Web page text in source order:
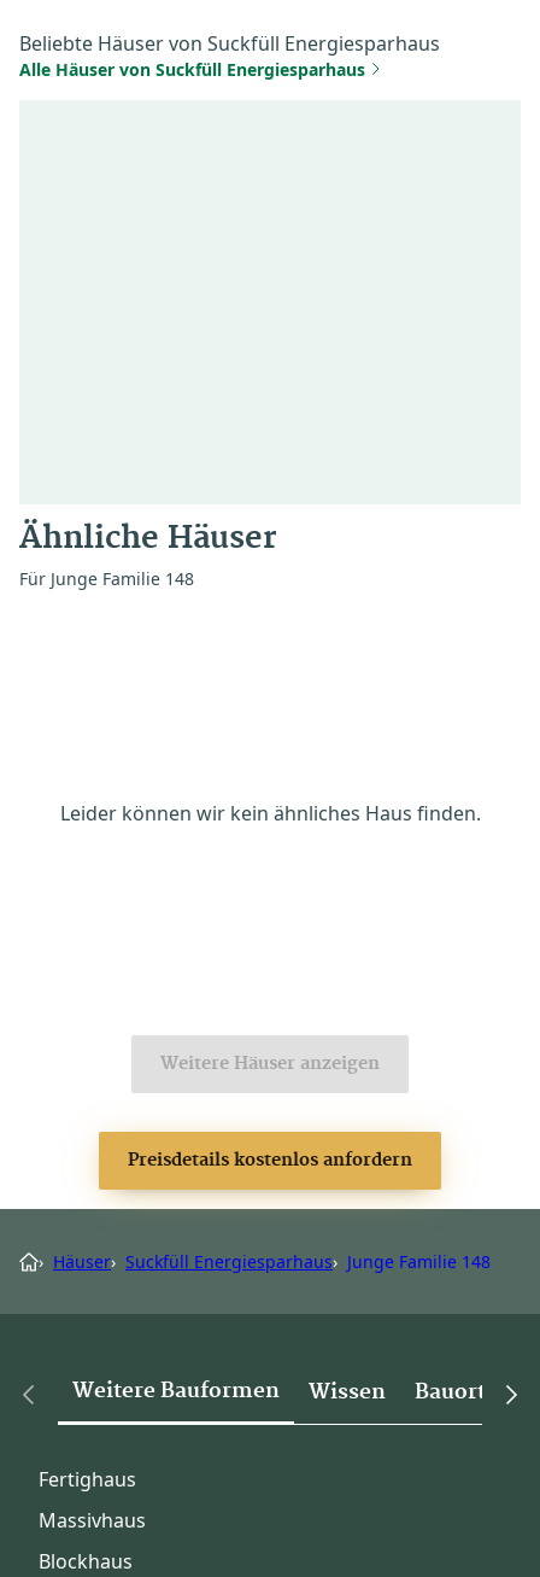
Beliebte Häuser von Suckfüll Energiesparhaus
Alle Häuser von Suckfüll Energiesparhaus
Ähnliche Häuser
Für Junge Familie 148
Leider können wir kein ähnliches Haus finden.
Weitere Häuser anzeigen
Preisdetails kostenlos anfordern
› Häuser› Suckfüll Energiesparhaus› Junge Familie 148
Weitere Bauformen Wissen Bauorte
Fertighaus
Massivhaus
Blockhaus